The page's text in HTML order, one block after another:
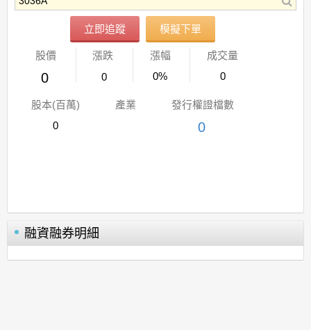
立即追蹤 模擬下單
股價
0
漲跌
0
漲幅
0%
成交量
0
股本(百萬)
0
產業 發行權證檔數
0
融資融券明細